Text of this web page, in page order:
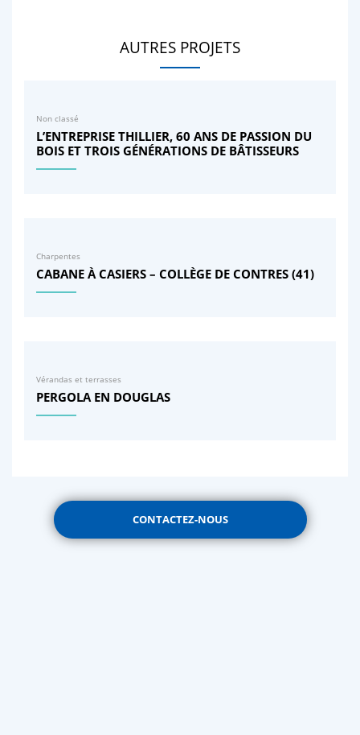
AUTRES PROJETS
Non classé
L’ENTREPRISE THILLIER, 60 ANS DE PASSION DU
BOIS ET TROIS GÉNÉRATIONS DE BÂTISSEURS
Charpentes
CABANE À CASIERS – COLLÈGE DE CONTRES (41)
Vérandas et terrasses
PERGOLA EN DOUGLAS
CONTACTEZ-NOUS